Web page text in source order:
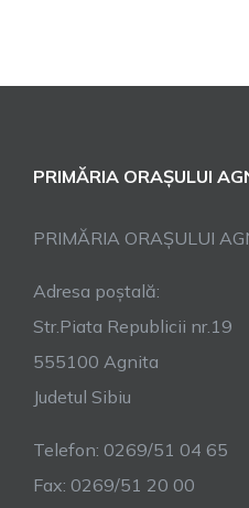
PRIMĂRIA ORAȘULUI
PRIMĂRIA ORAȘULUI
Adresa poștală:
Str.Piata Republicii nr.19
555100 Agnita
Judetul Sibiu
Telefon: 0269/51 04 65
Fax: 0269/51 20 00